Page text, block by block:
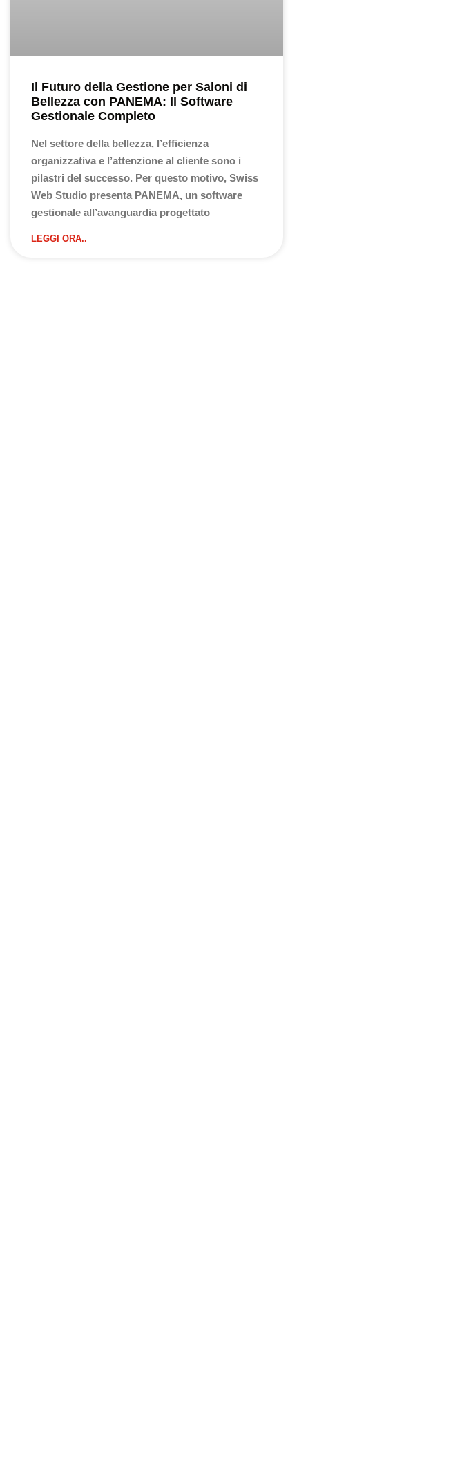
Il Futuro della Gestione per Saloni di
Bellezza con PANEMA: Il Software
Gestionale Completo
Nel settore della bellezza, l’efficienza
organizzativa e l’attenzione al cliente sono i
pilastri del successo. Per questo motivo, Swiss
Web Studio presenta PANEMA, un software
gestionale all’avanguardia progettato
LEGGI ORA..